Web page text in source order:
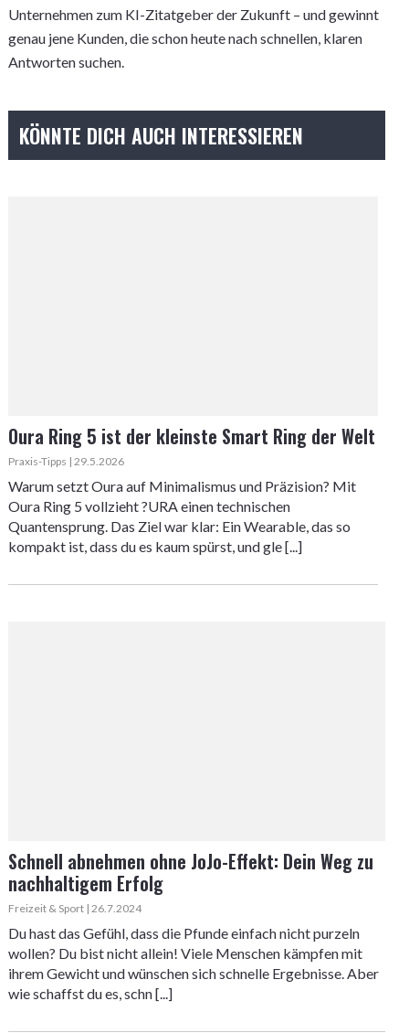
Unternehmen zum KI-Zitatgeber der Zukunft – und gewinnt
genau jene Kunden, die schon heute nach schnellen, klaren
Antworten suchen.
KÖNNTE DICH AUCH INTERESSIEREN
Oura Ring 5 ist der kleinste Smart Ring der Welt
Praxis-Tipps | 29.5.2026
Warum setzt Oura auf Minimalismus und Präzision? Mit
Oura Ring 5 vollzieht ?URA einen technischen
Quantensprung. Das Ziel war klar: Ein Wearable, das so
kompakt ist, dass du es kaum spürst, und gle [...]
Schnell abnehmen ohne JoJo-Effekt: Dein Weg zu
nachhaltigem Erfolg
Freizeit & Sport | 26.7.2024
Du hast das Gefühl, dass die Pfunde einfach nicht purzeln
wollen? Du bist nicht allein! Viele Menschen kämpfen mit
ihrem Gewicht und wünschen sich schnelle Ergebnisse. Aber
wie schaffst du es, schn [...]